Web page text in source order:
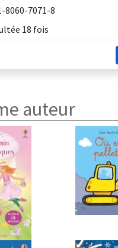
8060-7071-8
18 fois
auteur